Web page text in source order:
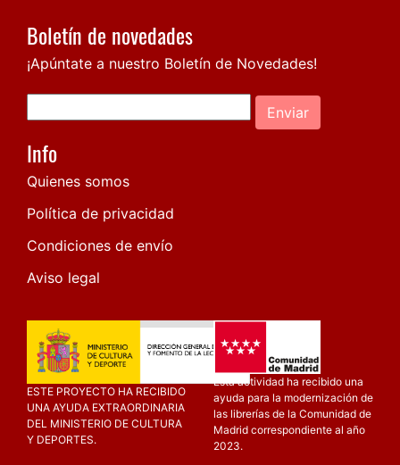
Boletín de novedades
¡Apúntate a nuestro Boletín de Novedades!
Enviar
Info
Quienes somos
Política de privacidad
Condiciones de envío
Aviso legal
ESTE PROYECTO HA RECIBIDO
UNA AYUDA EXTRAORDINARIA
DEL MINISTERIO DE CULTURA
Y DEPORTES.
Esta actividad ha recibido una
ayuda para la modernización de
las librerías de la Comunidad de
Madrid correspondiente al año
2023.